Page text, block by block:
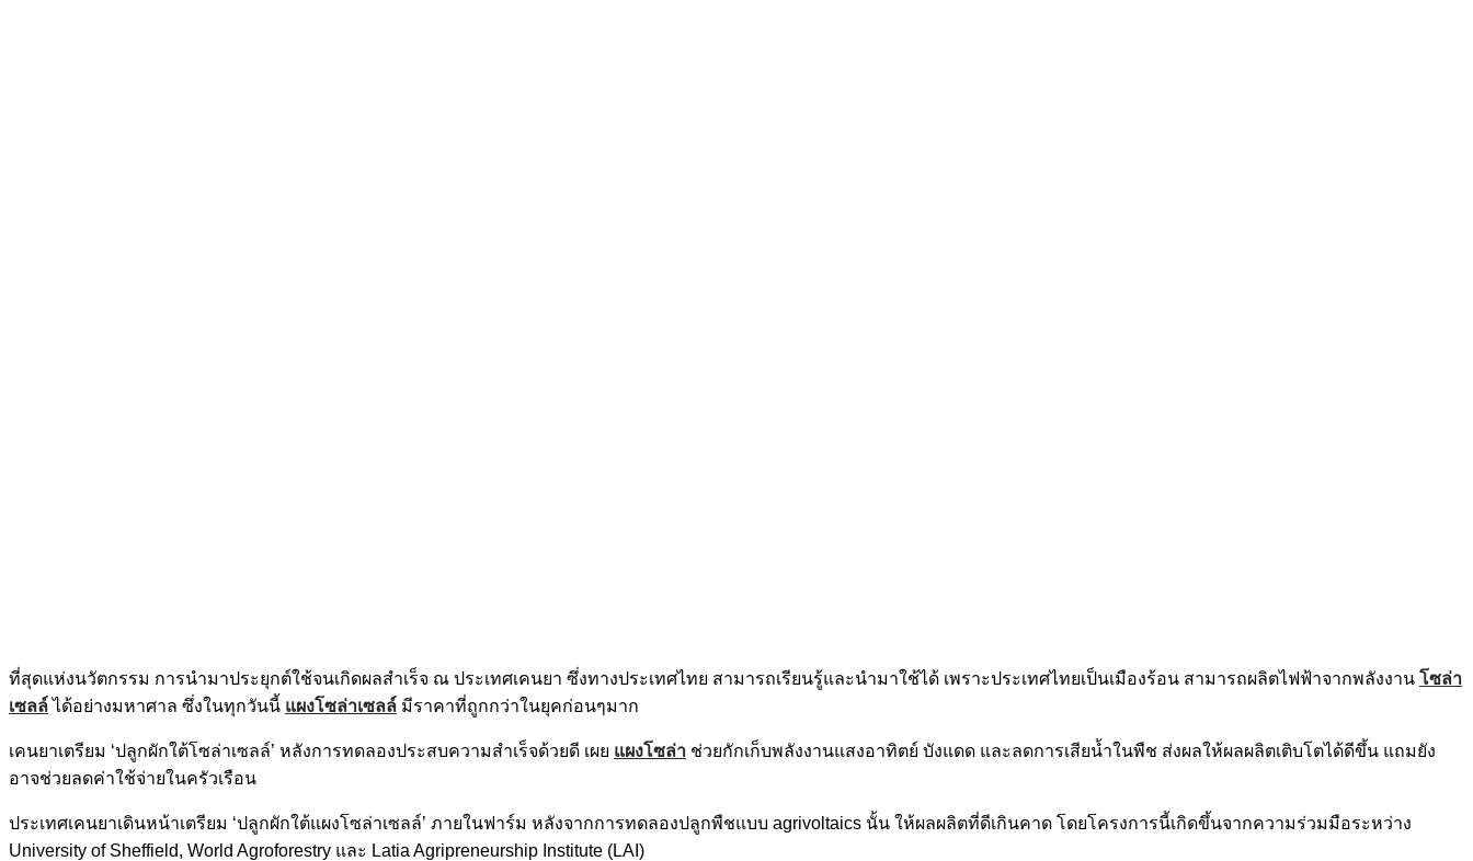
ที่สุดแห่งนวัตกรรม การนำมาประยุกต์ใช้จนเกิดผลสำเร็จ ณ ประเทศเคนยา ซึ่งทางประเทศไทย สามารถเรียนรู้และนำมาใช้ได้ เพราะประเทศไทยเป็นเมืองร้อน สามารถผลิตไฟฟ้าจากพลังงาน โซล่า
เซลล์ได้อย่างมหาศาล ซึ่งในทุกวันนี้ แผงโซล่าเซลล์ มีราคาที่ถูกกว่าในยุคก่อนๆมาก
เคนยาเตรียม ‘ปลูกผักใต้โซล่าเซลล์’ หลังการทดลองประสบความสำเร็จด้วยดี เผย แผงโซล่า ช่วยกักเก็บพลังงานแสงอาทิตย์ บังแดด และลดการเสียน้ำในพืช ส่งผลให้ผลผลิตเติบโตได้ดีขึ้น แถมยัง
อาจช่วยลดค่าใช้จ่ายในครัวเรือน
ประเทศเคนยาเดินหน้าเตรียม ‘ปลูกผักใต้แผงโซล่าเซลล์’ ภายในฟาร์ม หลังจากการทดลองปลูกพืชแบบ agrivoltaics นั้น ให้ผลผลิตที่ดีเกินคาด โดยโครงการนี้เกิดขึ้นจากความร่วมมือระหว่าง
University of Sheffield, World Agroforestry และ Latia Agripreneurship Institute (LAI)